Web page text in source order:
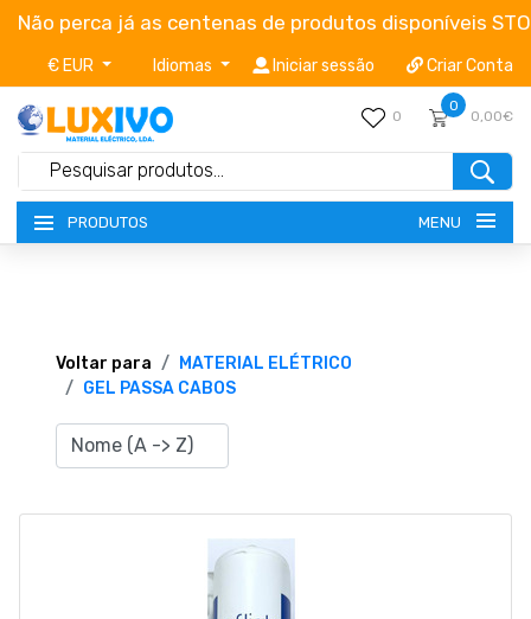
Não perca já as centenas de produtos disponíveis
€ EUR Idiomas Iniciar sessão Criar Conta
0
0
0,00€
PRODUTOS MENU
TERMOS E CONDIÇÕES
Voltar para
MATERIAL ELÉTRICO
GEL PASSA CABOS